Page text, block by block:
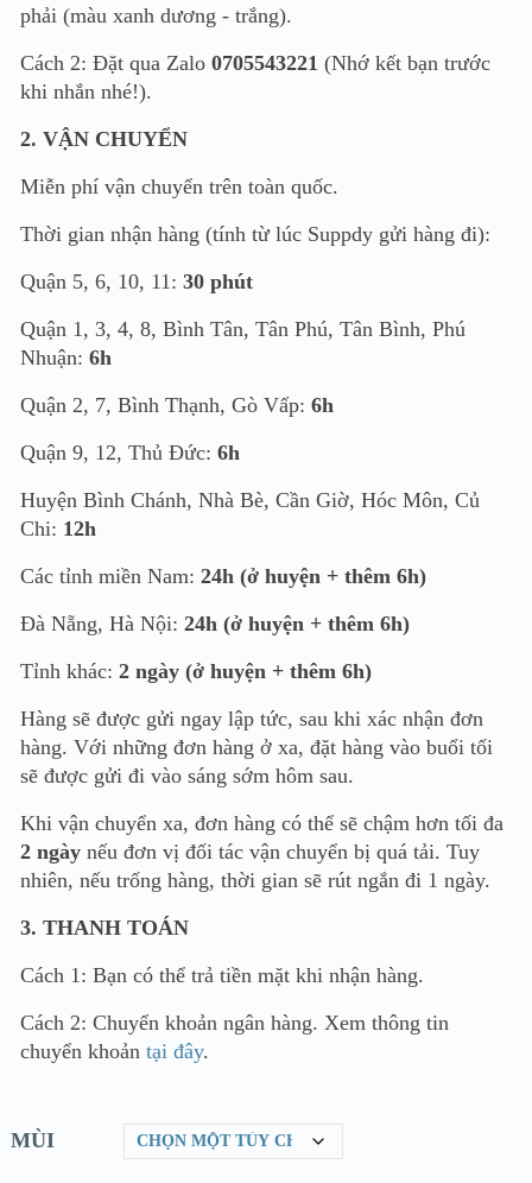
phải (màu xanh dương - trắng).
Cách 2: Đặt qua Zalo 0705543221 (Nhớ kết bạn trước
khi nhắn nhé!).
2. VẬN CHUYỂN
Miễn phí vận chuyển trên toàn quốc.
Thời gian nhận hàng (tính từ lúc Suppdy gửi hàng đi):
Quận 5, 6, 10, 11: 30 phút
Quận 1, 3, 4, 8, Bình Tân, Tân Phú, Tân Bình, Phú
Nhuận: 6h
Quận 2, 7, Bình Thạnh, Gò Vấp: 6h
Quận 9, 12, Thủ Đức: 6h
Huyện Bình Chánh, Nhà Bè, Cần Giờ, Hóc Môn, Củ
Chi: 12h
Các tỉnh miền Nam: 24h (ở huyện + thêm 6h)
Đà Nẵng, Hà Nội: 24h (ở huyện + thêm 6h)
Tỉnh khác: 2 ngày (ở huyện + thêm 6h)
Hàng sẽ được gửi ngay lập tức, sau khi xác nhận đơn
hàng. Với những đơn hàng ở xa, đặt hàng vào buổi tối
sẽ được gửi đi vào sáng sớm hôm sau.
Khi vận chuyển xa, đơn hàng có thể sẽ chậm hơn tối đa
2 ngàynếu đơn vị đối tác vận chuyển bị quá tải. Tuy
nhiên, nếu trống hàng, thời gian sẽ rút ngắn đi 1 ngày.
3. THANH TOÁN
Cách 1: Bạn có thể trả tiền mặt khi nhận hàng.
Cách 2: Chuyển khoản ngân hàng. Xem thông tin
chuyển khoản tại đây.
MÙI